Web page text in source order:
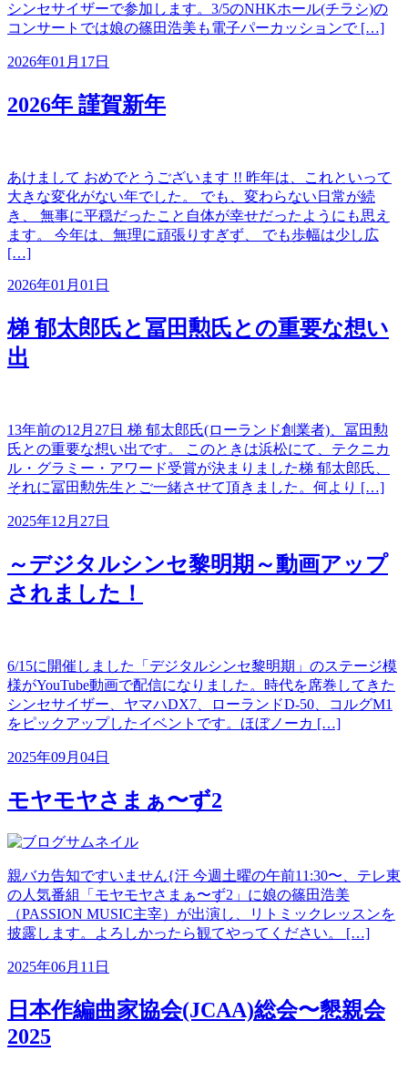
シンセサイザーで参加します。3/5のNHKホール(チラシ)の
コンサートでは娘の篠田浩美も電子パーカッションで […]
2026年01月17日
2026年 謹賀新年
あけまして おめでとうございます !! 昨年は、これといって
大きな変化がない年でした。 でも、変わらない日常が続
き、 無事に平穏だったこと自体が幸せだったようにも思え
ます。 今年は、無理に頑張りすぎず、 でも歩幅は少し広
[…]
2026年01月01日
梯 郁太郎氏と冨田勲氏との重要な想い
出
13年前の12月27日 梯 郁太郎氏(ローランド創業者)、冨田勲
氏との重要な想い出です。 このときは浜松にて、テクニカ
ル・グラミー・アワード受賞が決まりました梯 郁太郎氏、
それに冨田勲先生とご一緒させて頂きました。何より […]
2025年12月27日
～デジタルシンセ黎明期～動画アップ
されました！
6/15に開催しました「デジタルシンセ黎明期」のステージ模
様がYouTube動画で配信になりました。時代を席巻してきた
シンセサイザー、ヤマハDX7、ローランドD-50、コルグM1
をピックアップしたイベントです。ほぼノーカ […]
2025年09月04日
モヤモヤさまぁ〜ず2
親バカ告知ですいません{汗 今週土曜の午前11:30〜、テレ東
の人気番組「モヤモヤさまぁ〜ず2」に娘の篠田浩美
（PASSION MUSIC主宰）が出演し、リトミックレッスンを
披露します。よろしかったら観てやってください。 […]
2025年06月11日
日本作編曲家協会(JCAA)総会〜懇親会
2025